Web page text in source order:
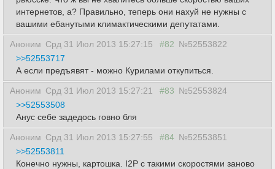
интернетов, а? Правильно, теперь они нахуй не нужны с
вашими ебанутыми климактическими депутатами.
Аноним Срд 31 Июл 2013 15:27:15 #82 №52553822
>>52553717
А если предъявят - можно Курилами откупиться.
Аноним Срд 31 Июл 2013 15:27:21 #83 №52553824
>>52553508
Анус себе задедось говно бля
Аноним Срд 31 Июл 2013 15:27:55 #84 №52553851
>>52553811
Конечно нужны, картошка. I2P с такими скоростями заново